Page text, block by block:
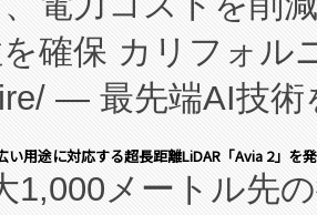
プライチェーン
張性が高く、持
を活用した現地生
の費用負担を大
確保 カリフォル
— 最先端AI技術
・アンド：本社
信平）と、エンタ
用途に対応する超長距離LiDAR「Avia 2」を
1,000メートル先